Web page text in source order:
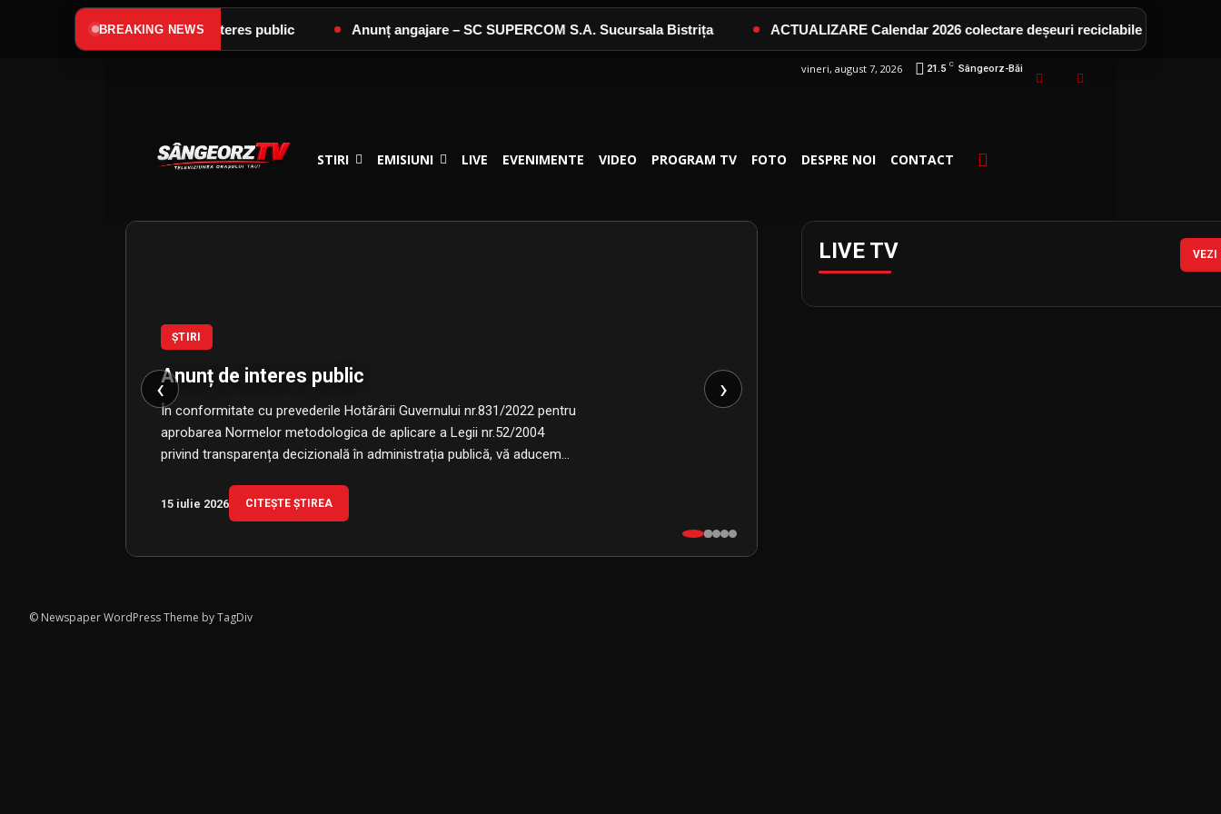
BREAKING NEWS
Anunț de interes public Anunț angajare – SC SUPERCOM S.A. Sucursala Bistrița ACTUALIZARE Calendar 2026 colectare deșeuri reciclabile pentru
vineri, august 7, 2026 21.5 C Sângeorz-Băi
STIRI EMISIUNI LIVE EVENIMENTE VIDEO PROGRAM TV FOTO DESPRE NOI CONTACT
ȘTIRI
Anunț de interes public
În conformitate cu prevederile Hotărârii Guvernului nr.831/2022 pentru
aprobarea Normelor metodologica de aplicare a Legii nr.52/2004
privind transparența decizională în administrația publică, vă aducem…
15 iulie 2026 CITEȘTE ȘTIREA
PRIME TIME,Ioan Strugari – primarul comunei
Parva
https://www.youtube.com/watch?v=M4XNGIU6Z-E
16 martie 2026 VEZI EMISIUNEA
‹ ›
LIVE TV VEZI
© Newspaper WordPress Theme by TagDiv